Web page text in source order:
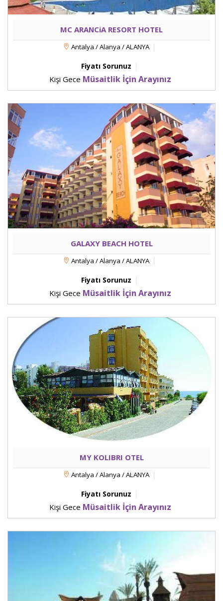
MC ARANCiA RESORT HOTEL
Antalya / Alanya / ALANYA
Fiyatı Sorunuz
Kişi Gece Müsaitlik İçin Arayınız
GALAXY BEACH HOTEL
Antalya / Alanya / ALANYA
Fiyatı Sorunuz
Kişi Gece Müsaitlik İçin Arayınız
MY KOLIBRI OTEL
Antalya / Alanya / ALANYA
Fiyatı Sorunuz
Kişi Gece Müsaitlik İçin Arayınız